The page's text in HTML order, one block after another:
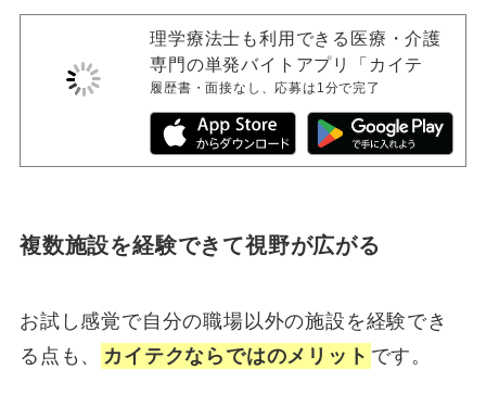
理学療法士も利用できる医療・介護
専門の単発バイトアプリ「カイテ
ク」
履歴書・面接なし、応募は1分で完了
複数施設を経験できて視野が広がる
お試し感覚で自分の職場以外の施設を経験でき
る点も、
カイテクならではのメリット です。